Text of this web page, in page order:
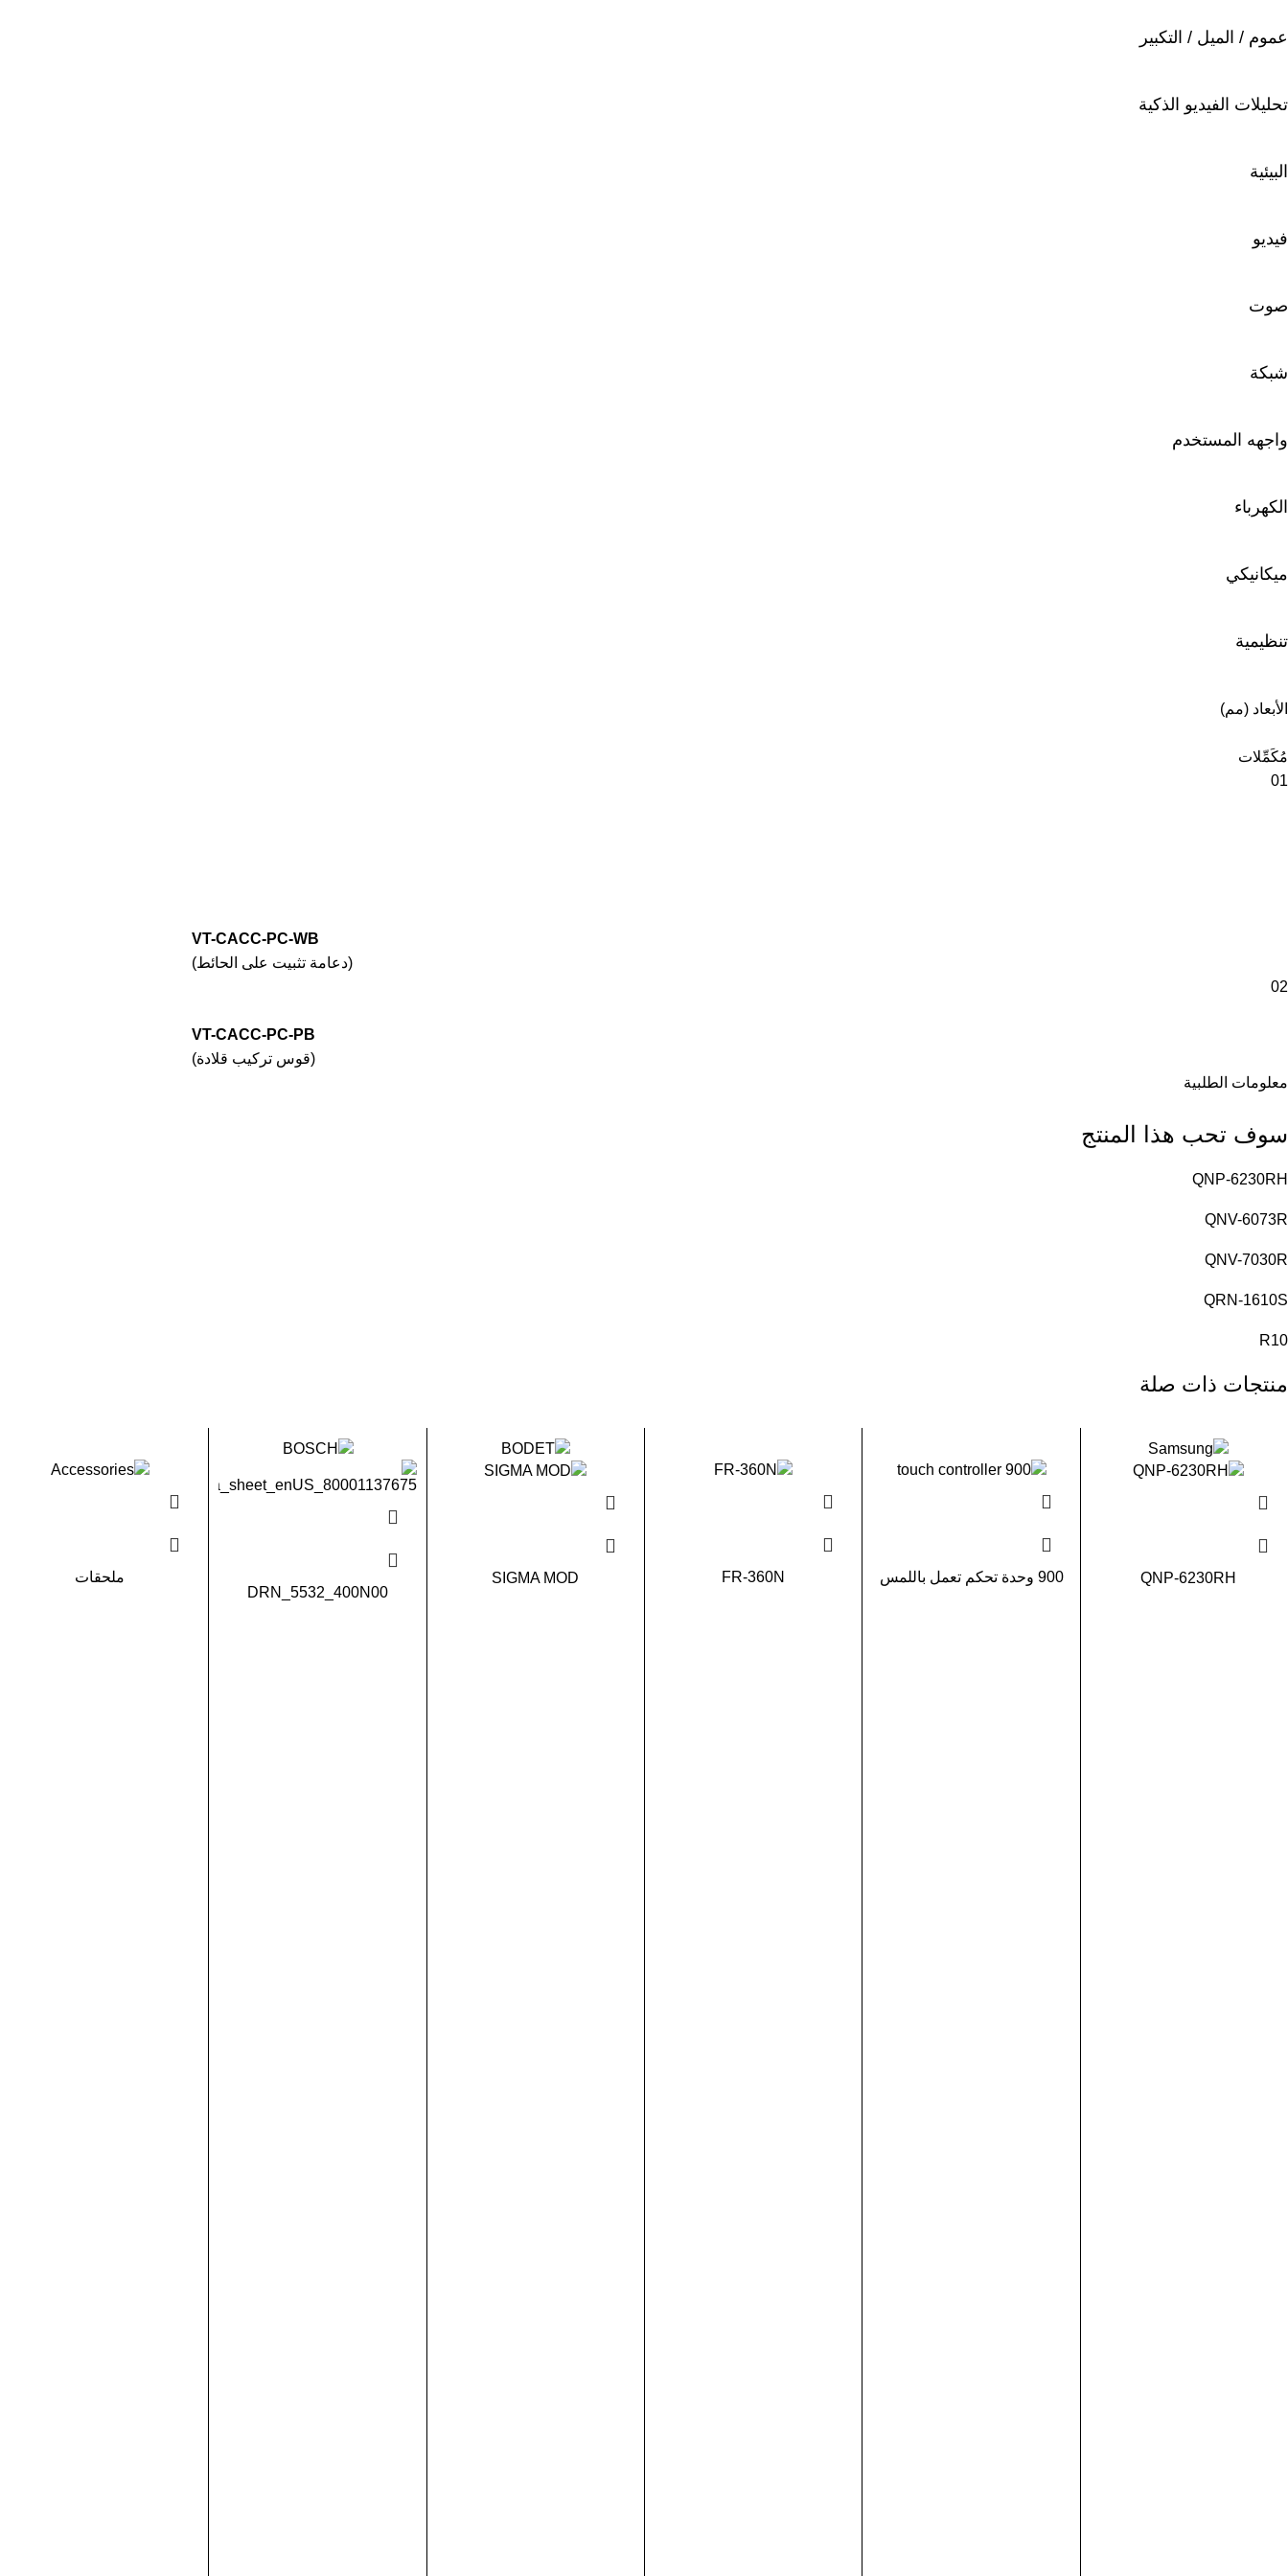
عموم / الميل / التكبير
تحليلات الفيديو الذكية
البيئية
فيديو
صوت
شبكة
واجهه المستخدم
الكهرباء
ميكانيكي
تنظيمية
الأبعاد (مم)
مُكَمِّلات
01
VT-CACC-PC-WB
(دعامة تثبيت على الحائط)
02
VT-CACC-PC-PB
(قوس تركيب قلادة)
معلومات الطلبية
سوف تحب هذا المنتج
QNP-6230RH
QNV-6073R
QNV-7030R
QRN-1610S
R10
منتجات ذات صلة
QNP-6230RH 900 وحدة تحكم تعمل باللمس FR-360N
SIGMA MOD
DRN_5532_400N00
ملحقات